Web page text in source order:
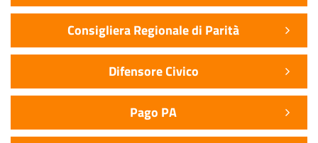
Consigliera Regionale di Parità
Difensore Civico
Pago PA